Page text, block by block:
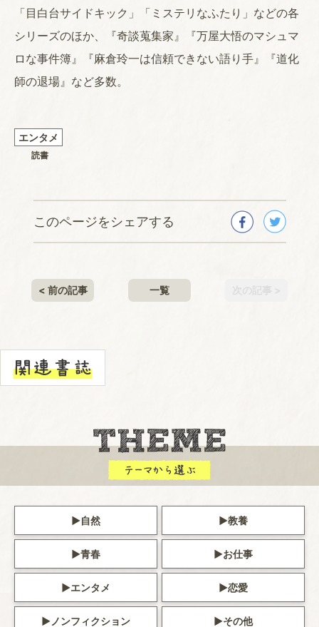
「目白台サイドキック」「ミステリなふたり」などの各
シリーズのほか、『奇談蒐集家』『万屋大悟のマシュマ
ロな事件簿』『麻倉玲一は信頼できない語り手』『道化
師の退場』など多数。
エンタメ
読書
このページをシェアする
< 前の記事 一覧
自然 教養
青春 お仕事
エンタメ 恋愛
ノンフィクション その他